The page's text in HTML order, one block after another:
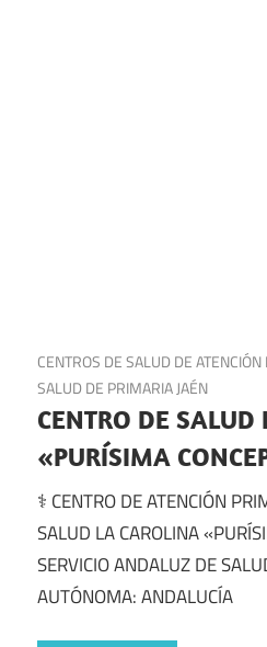
24 de junio de 2025
CENTROS DE SALUD DE
SALUD DE PRIMARIA JAÉN
CENTRO DE
«PURÍSIMA
⚕️ CENTRO DE ATENCIÓN
SALUD LA CAROLINA
SERVICIO ANDALUZ DE
AUTÓNOMA: ANDALUCÍA